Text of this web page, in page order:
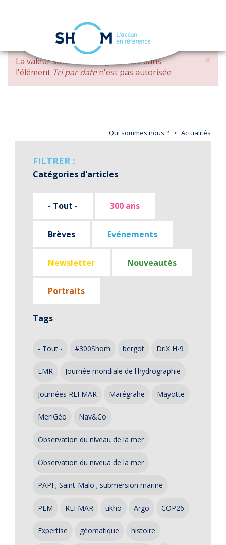
Aller
contenu
principal
navigation
×
MESSAGE
D'ERREUR
La valeur soumise changed DESCdans
l'élément Tri par daten'est pas autorisée
Qui sommes nous ? Actualités
FILTRER :
Catégories d'articles
- Tout - 300 ans
Brèves Evénements
Newsletter Nouveautés
Portraits
Tags
- Tout - #300Shom bergot DriX H-9
EMR Journée mondiale de l'hydrographie
Journées REFMAR Marégrahe Mayotte
MerIGéo Nav&Co
Observation du niveau de la mer
Observation du niveua de la mer
PAPI ; Saint-Malo ; submersion marine
PEM REFMAR ukho Argo COP26
Expertise géomatique histoire